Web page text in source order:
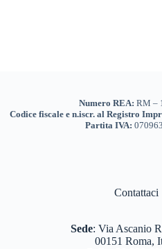
Numero REA:RM –
Codice fiscale e n.iscr. al Registro
Partita IVA:
Contattaci
Sede: Via Ascanio
00151 Roma,